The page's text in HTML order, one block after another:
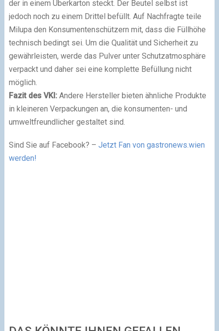
der in einem Überkarton steckt. Der Beutel selbst ist
jedoch noch zu einem Drittel befüllt. Auf Nachfragte teile
Milupa den Konsumentenschützern mit, dass die Füllhöhe
technisch bedingt sei. Um die Qualität und Sicherheit zu
gewährleisten, werde das Pulver unter Schutzatmosphäre
verpackt und daher sei eine komplette Befüllung nicht
möglich.
Fazit des VKI:Andere Hersteller bieten ähnliche Produkte
in kleineren Verpackungen an, die konsumenten- und
umweltfreundlicher gestaltet sind.
Sind Sie auf Facebook? – Jetzt Fan von gastronews.wien
werden!